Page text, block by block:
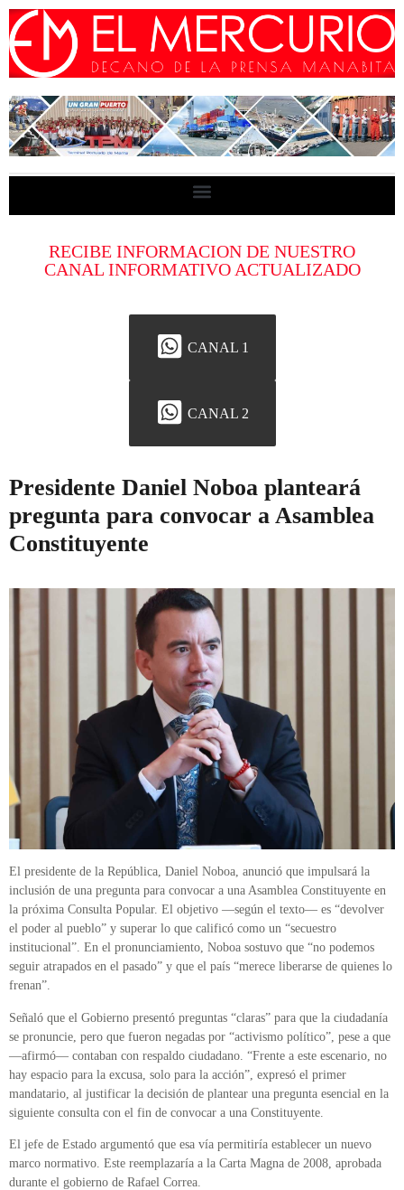
RECIBE INFORMACION DE NUESTRO
CANAL INFORMATIVO ACTUALIZADO
CANAL 1
CANAL 2
Presidente Daniel Noboa planteará
pregunta para convocar a Asamblea
Constituyente
El presidente de la República, Daniel Noboa, anunció que impulsará la
inclusión de una pregunta para convocar a una Asamblea Constituyente en
la próxima Consulta Popular. El objetivo —según el texto— es “devolver
el poder al pueblo” y superar lo que calificó como un “secuestro
institucional”. En el pronunciamiento, Noboa sostuvo que “no podemos
seguir atrapados en el pasado” y que el país “merece liberarse de quienes lo
frenan”.
Señaló que el Gobierno presentó preguntas “claras” para que la ciudadanía
se pronuncie, pero que fueron negadas por “activismo político”, pese a que
—afirmó— contaban con respaldo ciudadano. “Frente a este escenario, no
hay espacio para la excusa, solo para la acción”, expresó el primer
mandatario, al justificar la decisión de plantear una pregunta esencial en la
siguiente consulta con el fin de convocar a una Constituyente.
El jefe de Estado argumentó que esa vía permitiría establecer un nuevo
marco normativo. Este reemplazaría a la Carta Magna de 2008, aprobada
durante el gobierno de Rafael Correa.